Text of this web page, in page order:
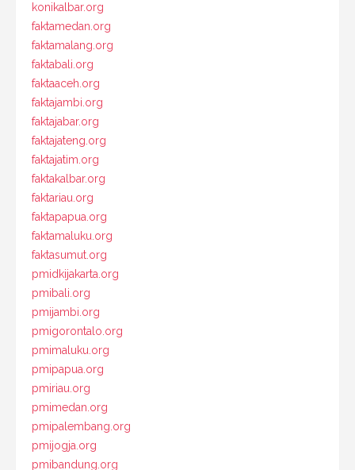
konikalbar.org
faktamedan.org
faktamalang.org
faktabali.org
faktaaceh.org
faktajambi.org
faktajabar.org
faktajateng.org
faktajatim.org
faktakalbar.org
faktariau.org
faktapapua.org
faktamaluku.org
faktasumut.org
pmidkijakarta.org
pmibali.org
pmijambi.org
pmigorontalo.org
pmimaluku.org
pmipapua.org
pmiriau.org
pmimedan.org
pmipalembang.org
pmijogja.org
pmibandung.org